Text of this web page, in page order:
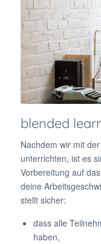
blended
Nachdem wir mit der
unterrichten, ist es
Vorbereitung auf
deine
stellt sicher:
dass alle
haben,